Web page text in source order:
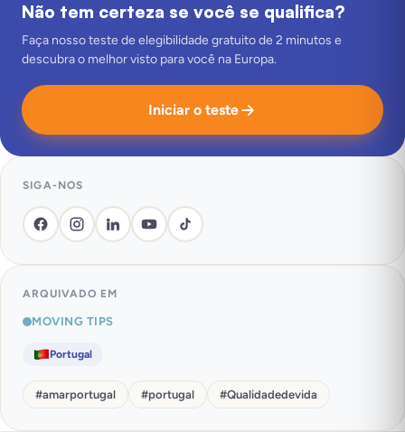
Não tem certeza se você se qualifica?
Faça nosso teste de elegibilidade gratuito de 2 minutos e
descubra o melhor visto para você na Europa.
Iniciar o teste
SIGA-NOS
ARQUIVADO EM
MOVING TIPS
Portugal
#amarportugal #portugal #Qualidadedevida